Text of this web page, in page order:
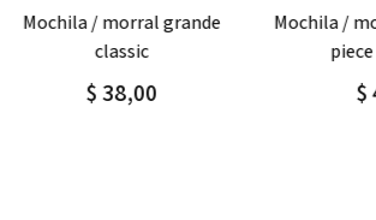
Agregar Detalle
mochila / morral grande one
piece cartoons
$ 46,01
mochila / morral grande